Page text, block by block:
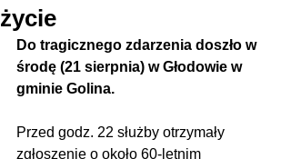
życie
Do tragicznego zdarzenia doszło w
środę (21 sierpnia) w Głodowie w
gminie Golina.
Przed godz. 22 służby otrzymały
zgłoszenie o około 60-letnim